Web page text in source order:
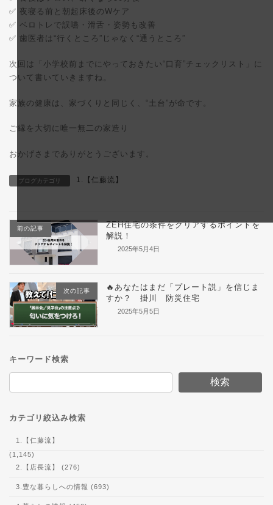
✅ 夜寝る前と朝起床後のWケア
✅ ベロトレで誤嚥・滑舌・姿勢も改善
✅ 歯医者は“行くところ”じゃなく“通うところ”
次回は「小学校前までにやっておきたい“口育”チェックリスト」に
ついて書いていきますね。
家族の健康は、家づくりと同じく、“土台”が命です。
ご縁を大切に唯一無二の家造り
おかげさまでありがとうございます。
ブログカテゴリ 1.【仁藤流】
前の記事
ZEH住宅の条件をクリアするポイントを
解説！
2025年5月4日
次の記事
🔥あなたはまだ「プレート説」を信じま
すか？ 掛川 防災住宅
2025年5月5日
キーワード検索
検索
カテゴリ絞込み検索
1.【仁藤流】
(1,145)
2.【店長流】 (276)
3.豊な暮らしへの情報 (693)